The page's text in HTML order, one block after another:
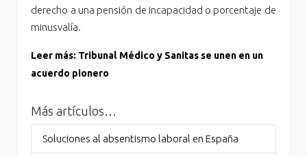
derecho a una pensión de incapacidad o porcentaje de
minusvalía.
Leer más: Tribunal Médico y Sanitas se unen en un
acuerdo pionero
Más artículos…
Soluciones al absentismo laboral en España